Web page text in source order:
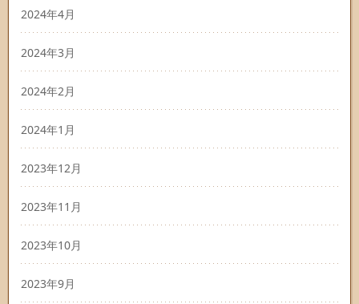
2024年4月
2024年3月
2024年2月
2024年1月
2023年12月
2023年11月
2023年10月
2023年9月